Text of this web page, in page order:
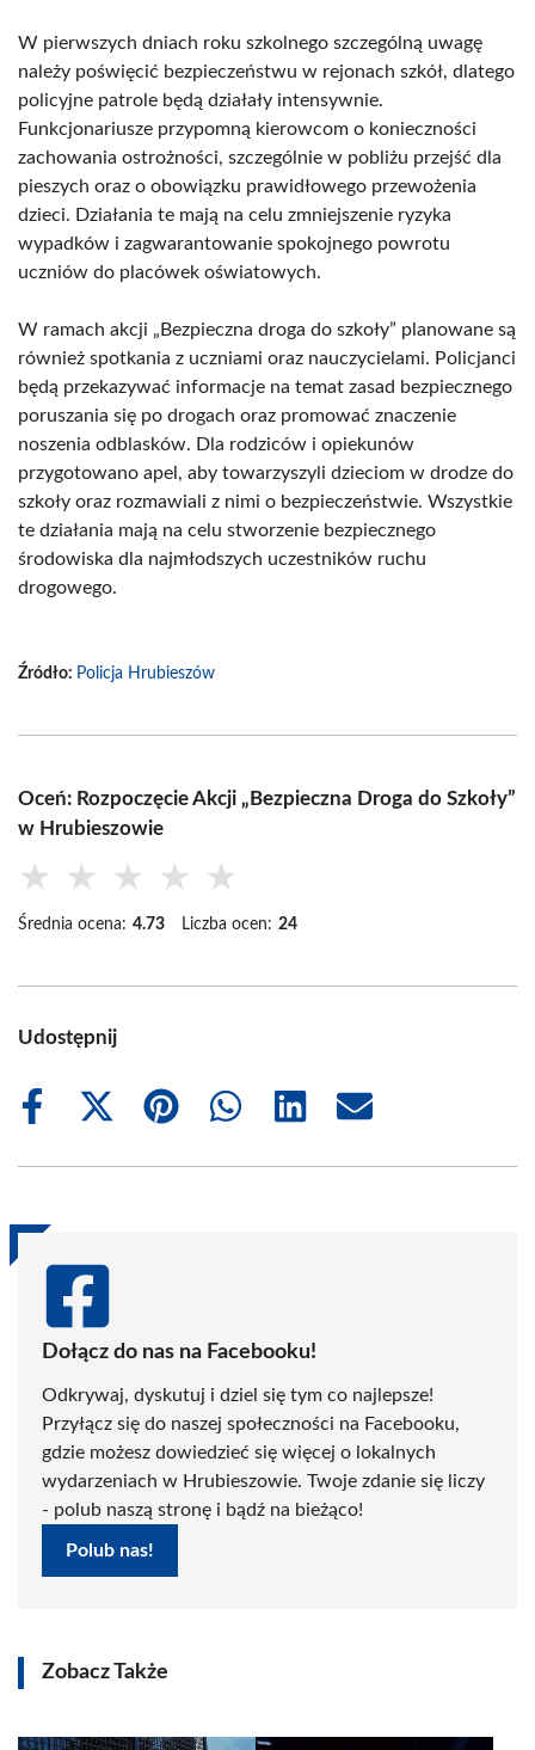
W pierwszych dniach roku szkolnego szczególną uwagę
należy poświęcić bezpieczeństwu w rejonach szkół, dlatego
policyjne patrole będą działały intensywnie.
Funkcjonariusze przypomną kierowcom o konieczności
zachowania ostrożności, szczególnie w pobliżu przejść dla
pieszych oraz o obowiązku prawidłowego przewożenia
dzieci. Działania te mają na celu zmniejszenie ryzyka
wypadków i zagwarantowanie spokojnego powrotu
uczniów do placówek oświatowych.
W ramach akcji „Bezpieczna droga do szkoły” planowane są
również spotkania z uczniami oraz nauczycielami. Policjanci
będą przekazywać informacje na temat zasad bezpiecznego
poruszania się po drogach oraz promować znaczenie
noszenia odblasków. Dla rodziców i opiekunów
przygotowano apel, aby towarzyszyli dzieciom w drodze do
szkoły oraz rozmawiali z nimi o bezpieczeństwie. Wszystkie
te działania mają na celu stworzenie bezpiecznego
środowiska dla najmłodszych uczestników ruchu
drogowego.
Źródło: Policja Hrubieszów
Oceń: Rozpoczęcie Akcji „Bezpieczna Droga do Szkoły”
w Hrubieszowie
★ ★ ★ ★ ★
Średnia ocena: 4.73 Liczba ocen: 24
Udostępnij
Share
Share
(Twitter)
Share
Share
Share
Share
Dołącz do nas na Facebooku!
Odkrywaj, dyskutuj i dziel się tym co najlepsze!
Przyłącz się do naszej społeczności na Facebooku,
gdzie możesz dowiedzieć się więcej o lokalnych
wydarzeniach w Hrubieszowie. Twoje zdanie się liczy
- polub naszą stronę i bądź na bieżąco!
Polub nas!
Zobacz Także